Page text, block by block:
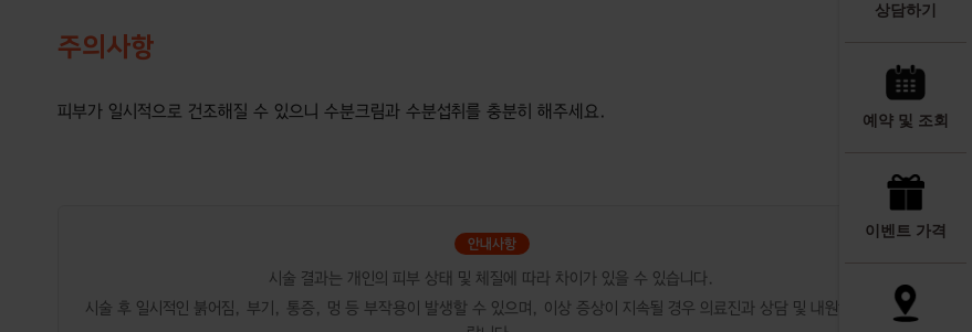
주의사항
피부가 일시적으로 건조해질 수 있으니 수분크림과 수분섭취를 충분히 해주세요.
시술 결과는 개인의 피부 상태 및 체질에 따라 차이가 있을 수 있습니다.
시술 후 일시적인 붉어짐, 부기, 통증, 멍 등 부작용이 발생할 수 있으며, 이상 증상이 지속될 경우 의료진과 상담 및 내원하시기 바
상담하기
예약 및 조회
이벤트 가격